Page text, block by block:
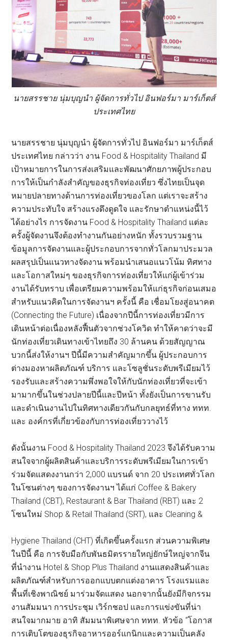
นายสรรชาย นุ่มบุญนำ ผู้จัดการทั่วไป อินฟอร์มา มาร์เก็ตส์
ประเทศไทย
นายสรรชาย นุ่มบุญนำ ผู้จัดการทั่วไป อินฟอร์มา มาร์เก็ตส์
ประเทศไทย กล่าวว่า งาน Food & Hospitality Thailand มี
เป้าหมายการในการส่งเสริมและพัฒนาศักยภาพผู้ประกอบ
การให้เป็นกำลังสำคัญของธุรกิจท่องเที่ยว ซึ่งไทยเป็นจุด
หมายปลายทางด้านการท่องเที่ยวของโลก แต่เราจะสร้าง
ความประทับใจ สร้างแรงดึงดูดใจ และรักษาตำแหน่งนี้ไว้
ได้อย่างไร การจัดงาน Food & Hospitality Thailand แต่ละ
ครั้งผู้จัดงานจึงต้องทำงานกันอย่างหนัก ทั้งรวบรวมฐาน
ข้อมูลการจัดงานและผู้ประกอบการจากทั่วโลกมาประมวล
ผลสรุปเป็นแนวทางจัดงาน พร้อมนำเสนอแนวโน้ม ทิศทาง
และโอกาสใหม่ๆ ของธุรกิจการท่องเที่ยวให้แก่ผู้เข้าร่วม
งานได้รับทราบ เพื่อเตรียมความพร้อมให้แก่ธุรกิจก่อนเสมอ
สำหรับแนวคิดในการจัดงานฯ ครั้งนี้ คือ เชื่อมโยงสู่อนาคต
(Connecting the Future) เนื่องจากปีนี้การท่องเที่ยวมีการ
เดินหน้าต่อเนื่องหลังฟื้นตัวจากช่วงโควิด ทำให้คาดว่าจะมี
นักท่องเที่ยวเดินทางเข้าไทยถึง 30 ล้านคน ด้วยสัญญาณ
บวกนี้ส่งให้งานฯ ปีนี้มีความสำคัญมากขึ้น ผู้ประกอบการ
ต่างมองหาผลิตภัณฑ์ บริการ และโซลูชั่นระดับพรีเมียมไว้
รองรับและสร้างความพึ่งพอใจให้กับนักท่องเที่ยวที่จะเข้า
มามากขึ้นในช่วงปลายปีนี้และปีหน้า ทั้งยังเป็นการขานรับ
และดำเนินงานไปในทิศทางเดียวกันกับกลยุทธ์ที่ทาง ททท.
และ องค์กรที่เกี่ยวข้องกับการท่องเที่ยววางไว้
ดังนั้นงาน Food & Hospitality Thailand 2023 จึงได้รับความ
สนใจจากผู้ผลิตสินค้าและบริการระดับพรีเมียมในการเข้า
ร่วมจัดแสดงงานกว่า 2,000 แบรนด์ จาก 20 ประเทศทั่วโลก
ในโซนต่างๆ ของการจัดงานฯ ได้แก่ Coffee & Bakery
Thailand (CBT), Restaurant & Bar Thailand (RBT) และ 2
โซนใหม่ Shop & Retail Thailand (SRT), และ Cleaning &
Hygiene Thailand (CHT) ที่เกิดขึ้นครั้งแรก ส่วนความพิเศษ
ในปีนี้ คือ การจับมือกับพันธมิตรรายใหญ่ยักษ์ใหญ่จากจีน
ที่นำงาน Hotel & Shop Plus Thailand งานแสดงสินค้าและ
ผลิตภัณฑ์สำหรับการออกแบบตกแต่งอาคาร โรงแรมและ
พื้นที่เชิงพาณิชย์ มาร่วมจัดแสดง นอกจากนั้นยังมีกิจกรรม
งานสัมมนา การประชุม เวิร์กชอป และการแข่งขันที่น่า
สนใจมากมาย อาทิ สัมมนาพิเศษจาก ททท. หัวข้อ “โอกาส
การเติบโตของธุรกิจอาหารออร์แกนิกและความเป็นคลัง